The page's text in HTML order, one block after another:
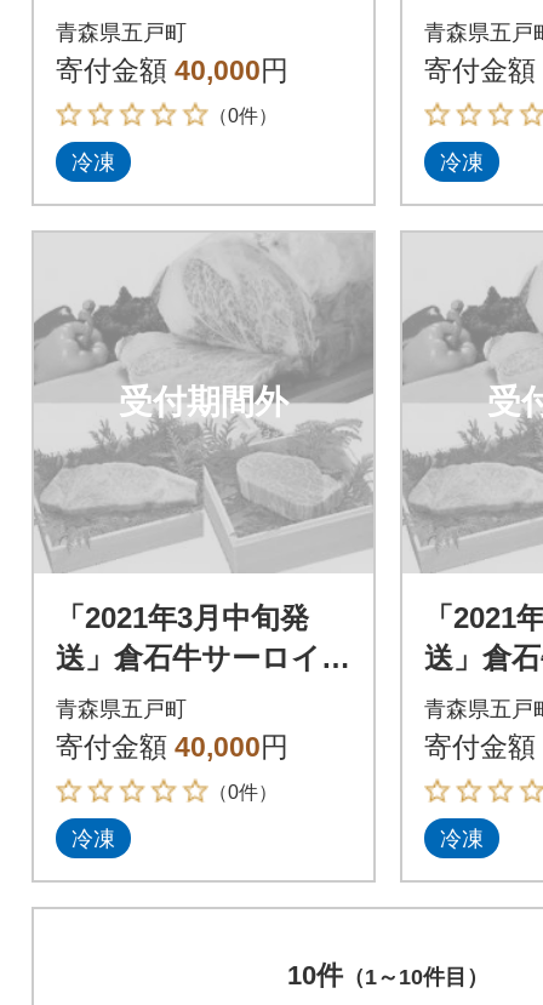
ン 200g×1枚・倉石
牛ヒレ 150g×1枚セ
ット
青森県五戸町
寄付金額 40,000円
（0件）
冷凍
ン
牛ヒレ
ット
青森県五戸
寄付金額
冷凍
受付期間外
「2021年3月中旬発
送」倉石牛サーロイ
ン 200g×1枚・倉石
牛ヒレ 150g×1枚セ
ット
青森県五戸町
寄付金額 40,000円
（0件）
冷凍
受
「2021
送」倉
ン
牛ヒレ
ット
青森県五戸
寄付金額
冷凍
10件（1～10件目）